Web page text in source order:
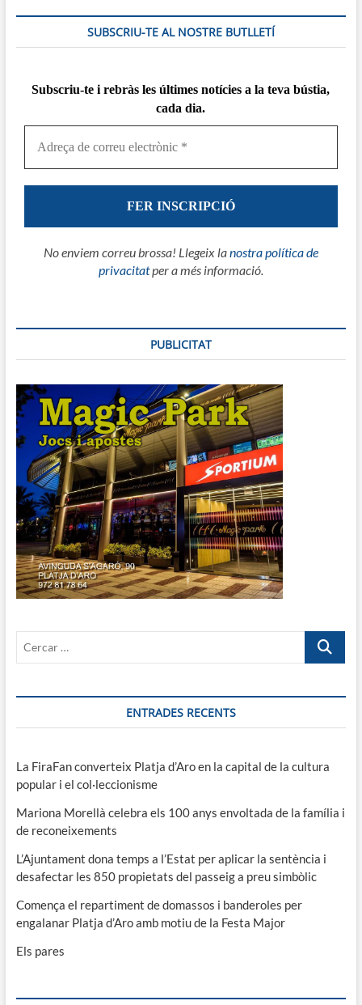
SUBSCRIU-TE AL NOSTRE BUTLLETÍ
Subscriu-te i rebràs lesúltimes notícies a la teva bústia,
cada dia.
No enviem correu brossa! Llegeix lanostra política de
privacitatper a més informació.
PUBLICITAT
Cercar
ENTRADES RECENTS
La FiraFan converteix Platja d’Aro en la capital de la cultura
popular i el col·leccionisme
Mariona Morellà celebra els 100 anys envoltada de la família i
de reconeixements
L’Ajuntament dona temps a l’Estat per aplicar la sentència i
desafectar les 850 propietats del passeig a preu simbòlic
Comença el repartiment de domassos i banderoles per
engalanar Platja d’Aro amb motiu de la Festa Major
Els pares